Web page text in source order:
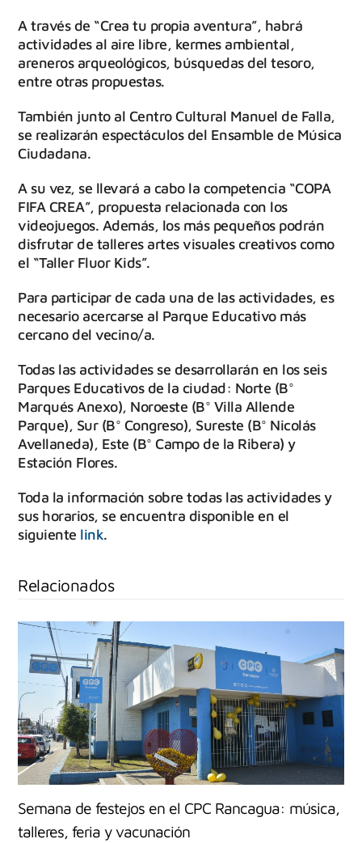
A través de “Crea tu propia aventura”, habrá
actividades al aire libre, kermes ambiental,
areneros arqueológicos, búsquedas del tesoro,
entre otras propuestas.
También junto al Centro Cultural Manuel de Falla,
se realizarán espectáculos del Ensamble de Música
Ciudadana.
A su vez, se llevará a cabo la competencia “COPA
FIFA CREA”, propuesta relacionada con los
videojuegos. Además, los más pequeños podrán
disfrutar de talleres artes visuales creativos como
el “Taller Fluor Kids”.
Para participar de cada una de las actividades, es
necesario acercarse al Parque Educativo más
cercano del vecino/a.
Todas las actividades se desarrollarán en los seis
Parques Educativos de la ciudad: Norte (B°
Marqués Anexo), Noroeste (B° Villa Allende
Parque), Sur (B° Congreso), Sureste (B° Nicolás
Avellaneda), Este (B° Campo de la Ribera) y
Estación Flores.
Toda la información sobre todas las actividades y
sus horarios, se encuentra disponible en el
siguiente link.
Relacionados
Semana de festejos en el CPC Rancagua: música,
talleres, feria y vacunación